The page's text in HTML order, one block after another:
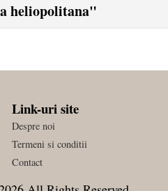
heliopolitana"
Link-uri site
Despre noi
Termeni si conditii
Contact